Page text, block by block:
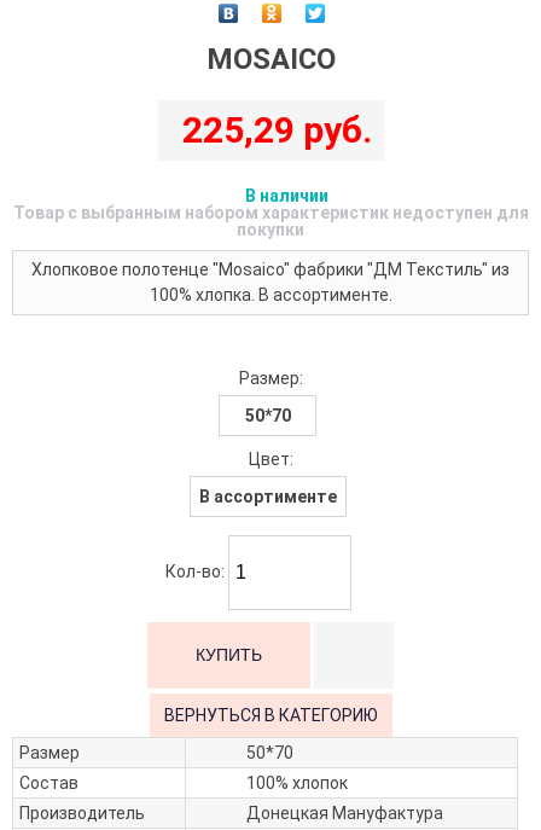
MOSAICO
225,29 руб.
В наличии
Товар с выбранным набором характеристик недоступен для
покупки
Хлопковое полотенце "Mosaico" фабрики "ДМ Текстиль" из
100% хлопка. В ассортименте.
Размер:
50*70
Цвет:
В ассортименте
Кол-во:
ВЕРНУТЬСЯ В КАТЕГОРИЮ
Размер
50*70
Состав
100% хлопок
Производитель
Донецкая Мануфактура